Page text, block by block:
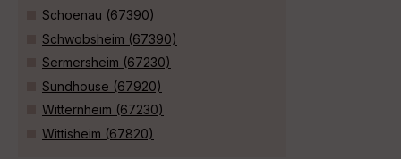
Schoenau (67390)
Schwobsheim (67390)
Sermersheim (67230)
Sundhouse (67920)
Witternheim (67230)
Wittisheim (67820)